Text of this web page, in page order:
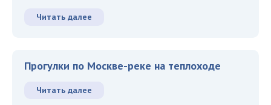
Читать далее
Прогулки по Москве-реке на теплоходе
Читать далее